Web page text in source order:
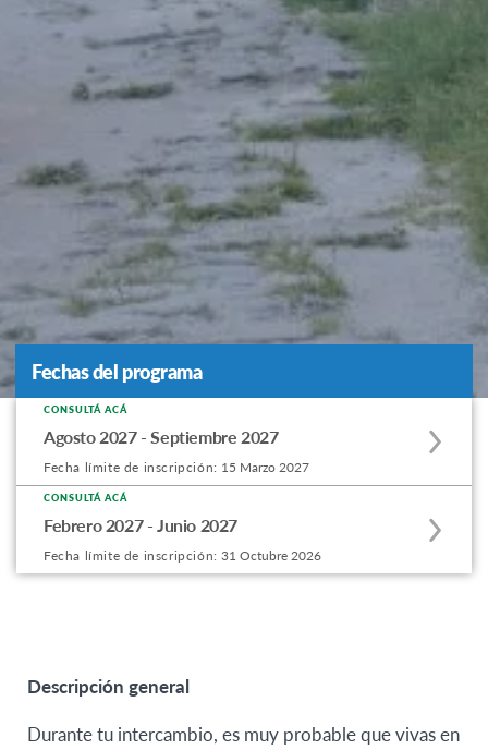
Fechas del programa
Fechas del programa
Apply
to
this
program
offering
CONSULTÁ ACÁ
Agosto 2027 - Septiembre 2027
Fecha límite de inscripción: 15 Marzo 2027
Apply
to
this
CONSULTÁ ACÁ
Febrero 2027 - Junio 2027
Fecha límite de inscripción: 31 Octubre 2026
Descripción general
Durante tu intercambio, es muy probable que vivas en